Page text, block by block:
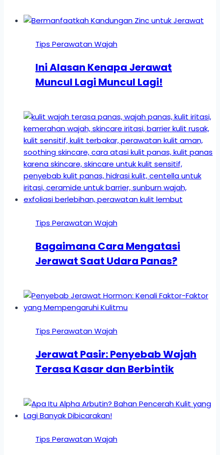
Tips Perawatan Wajah
Ini Alasan Kenapa Jerawat
Muncul Lagi Muncul Lagi!
Tips Perawatan Wajah
Bagaimana Cara Mengatasi
Jerawat Saat Udara Panas?
Tips Perawatan Wajah
Jerawat Pasir: Penyebab Wajah
Terasa Kasar dan Berbintik
Tips Perawatan Wajah